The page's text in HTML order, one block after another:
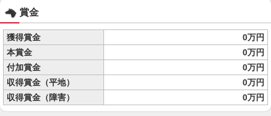
賞金
獲得賞金
0万円
本賞金
0万円
付加賞金
0万円
収得賞金（平地）
0万円
収得賞金（障害）
0万円